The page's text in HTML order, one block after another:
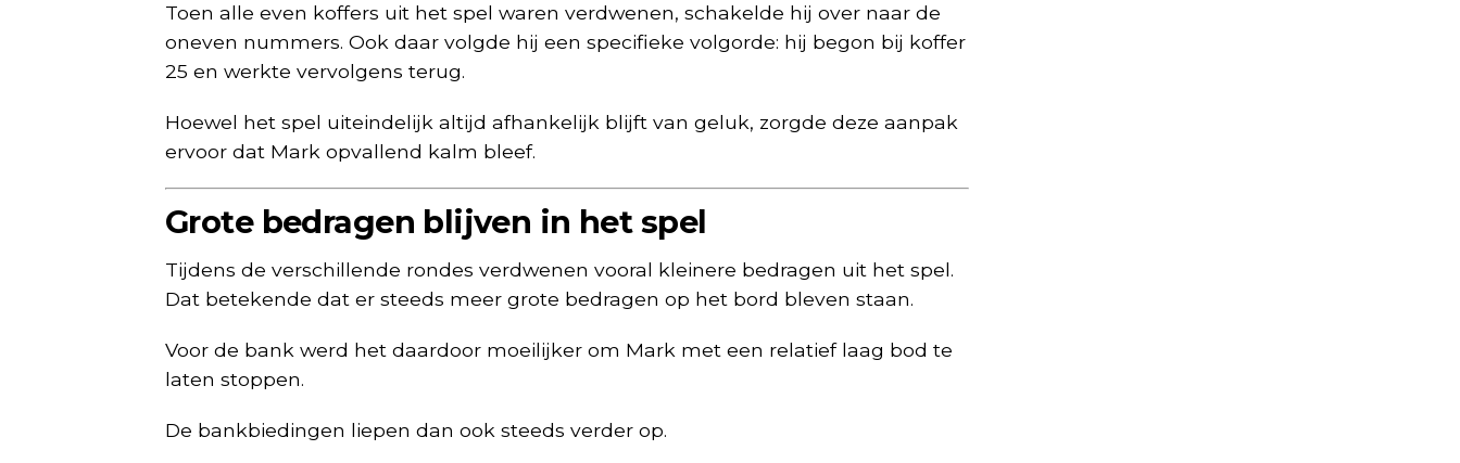
Toen alle even koffers uit het spel waren verdwenen, schakelde hij over naar de
oneven nummers. Ook daar volgde hij een specifieke volgorde: hij begon bij koffer
25 en werkte vervolgens terug.
Hoewel het spel uiteindelijk altijd afhankelijk blijft van geluk, zorgde deze aanpak
ervoor dat Mark opvallend kalm bleef.
Grote bedragen blijven in het spel
Tijdens de verschillende rondes verdwenen vooral kleinere bedragen uit het spel.
Dat betekende dat er steeds meer grote bedragen op het bord bleven staan.
Voor de bank werd het daardoor moeilijker om Mark met een relatief laag bod te
laten stoppen.
De bankbiedingen liepen dan ook steeds verder op.